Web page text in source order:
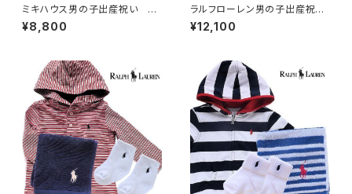
ミキハウス男の子出産祝い 育
児に嬉しい祝福6点セット
¥8,800
ラルフローレン男の子出産祝
い 秋冬用 長袖（9ヶ月～）3
点ギフト
¥12,100